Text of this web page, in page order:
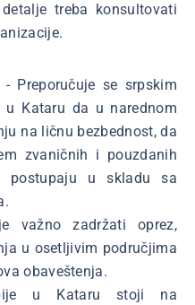
treba konsultovati
- Preporučuje se srpskim
Kataru da u narednom
na ličnu bezbednost, da
zvaničnih i pouzdanih
postupaju u skladu sa
važno zadržati oprez,
u osetljivim područjima
obaveštenja.
u Kataru stoji na